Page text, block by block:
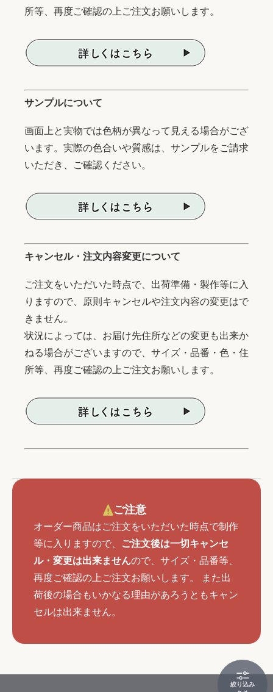
絞り込み
所等、再度ご確認の上ご注文お願いします。
サンプルについて
画面上と実物では色柄が異なって見える場合がござ
います。実際の色合いや質感は、サンプルをご請求
いただき、ご確認ください。
キャンセル・注文内容変更について
ご注文をいただいた時点で、出荷準備・製作等に入
りますので、原則キャンセルや注文内容の変更はで
きません。
状況によっては、お届け先住所などの変更も出来か
ねる場合がございますので、サイズ・品番・色・住
所等、再度ご確認の上ご注文お願いします。
ご注意
オーダー商品はご注文をいただいた時点で制作
等に入りますので、
ご注文後は一切キャンセ
ル・変更は出来ませんので、サイズ・品番等、
再度ご確認の上ご注文お願いします。 また出
荷後の場合もいかなる理由があろうともキャン
セルは出来ません。